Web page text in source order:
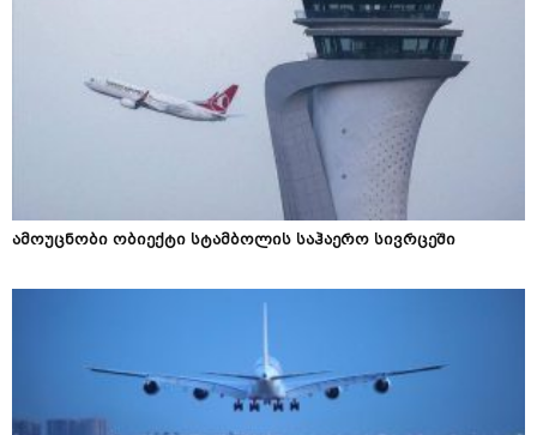
ამოუცნობი ობიექტი სტამბოლის საჰაერო სივრცეში